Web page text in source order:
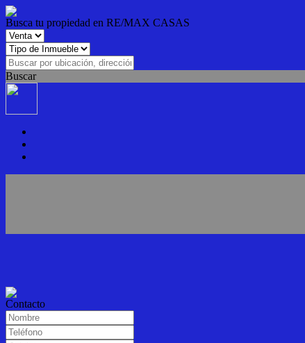
Busca tu propiedad en RE/MAX CASAS
Buscar
Contacto